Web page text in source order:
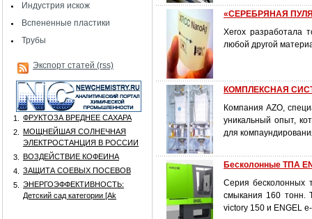
Индустрия искож
Вспененные пластики
Трубы
Экспорт статей (rss)
1.
ФРУКТОЗА ВРЕДНЕЕ САХАРА
2.
МОЩНЕЙШАЯ СОЛНЕЧНАЯ
ЭЛЕКТРОСТАНЦИЯ В РОССИИ
3.
ВОЗДЕЙСТВИЕ КОФЕИНА
4.
ЗАЩИТА СОЕВЫХ ПОСЕВОВ
5.
ЭНЕРГОЭФФЕКТИВНОСТЬ:
Детский сад категории [Аk
«СЕРЕБРЯНАЯ
Xerox разработала
любой другой
КОМПЛЕКСНАЯ
Компания AZO,
уникальный опыт,
для
Бесколонные ТПА
Серия бесколонных
смыкания 160 тонн.
victory 150 и ENGEL